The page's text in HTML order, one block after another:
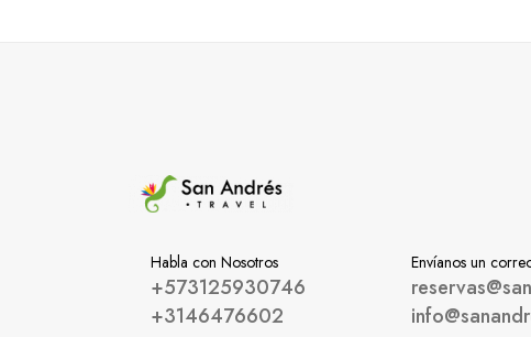
Habla con Nosotros
+573125930746
+3146476602
Envíanos un